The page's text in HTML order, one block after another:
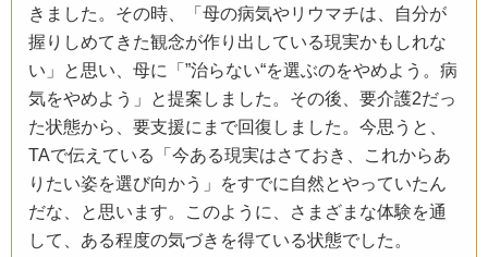
きました。その時、「母の病気やリウマチは、自分が
握りしめてきた観念が作り出している現実かもしれな
い」と思い、母に「”治らない“を選ぶのをやめよう。病
気をやめよう」と提案しました。その後、要介護2だっ
た状態から、要支援にまで回復しました。今思うと、
TAで伝えている「今ある現実はさておき、これからあ
りたい姿を選び向かう」をすでに自然とやっていたん
だな、と思います。このように、さまざまな体験を通
して、ある程度の気づきを得ている状態でした。